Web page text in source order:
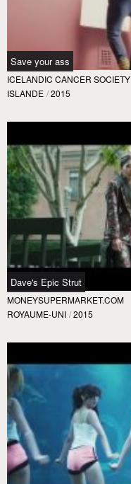
Save your ass
ICELANDIC CANCER SOCIETY
ISLANDE / 2015
Dave's Epic Strut
MONEYSUPERMARKET.COM
ROYAUME-UNI / 2015